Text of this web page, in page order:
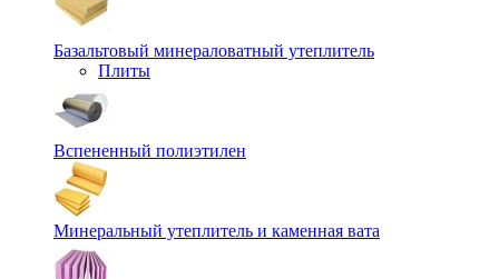
Базальтовый минераловатный утеплитель
Плиты
Вспененный полиэтилен
Минеральный утеплитель и каменная вата